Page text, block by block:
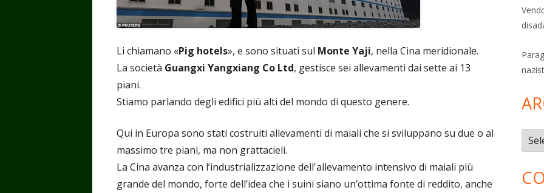
Li chiamano «Pig hotels», e sono situati sul Monte Yaji, nella Cina meridionale.
La società Guangxi Yangxiang Co Ltd, gestisce sei allevamenti dai sette ai 13
piani.
Stiamo parlando degli edifici più alti del mondo di questo genere.
Qui in Europa sono stati costruiti allevamenti di maiali che si sviluppano su due o al
massimo tre piani, ma non grattacieli.
La Cina avanza con l’industrializzazione dell'allevamento intensivo di maiali più
grande del mondo, forte dell’idea che i suini siano un’ottima fonte di reddito, anche